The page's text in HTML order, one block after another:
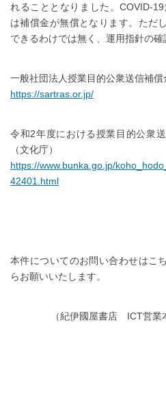
れることとなりました。COVID-
は補償金が無償となります。ただ
できるわけでは無く、運用指針の確
一般社団法人授業目的公衆送信補
https://sartras.or.jp/
令和2年度における授業目的公衆
（文化庁）
https://www.bunka.go.jp/
42401.html
本件についてのお問い合わせはこ
らお願いいたします。
（紀伊國屋書店 ICT営業